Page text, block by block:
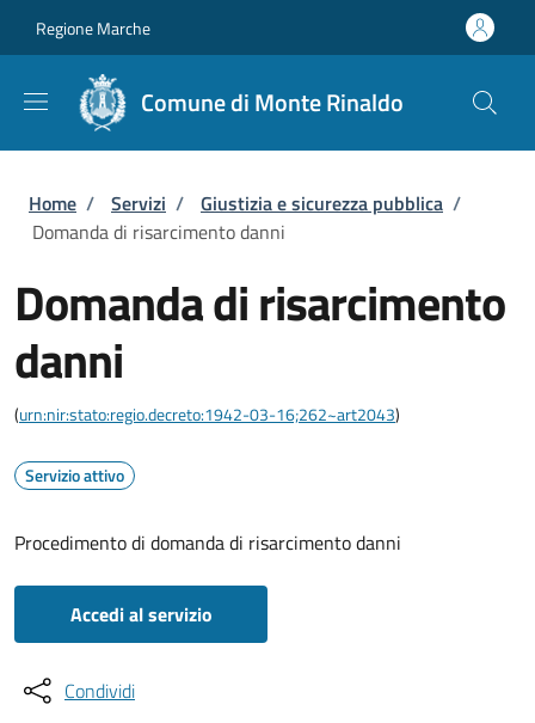
Regione Marche
Comune di Monte Rinaldo
Briciole di pane
Home / Servizi / Giustizia e sicurezza pubblica /
Domanda di risarcimento danni
Domanda di risarcimento
danni
(urn:nir:stato:regio.decreto:1942-03-16;262~art2043)
Servizio attivo
Procedimento di domanda di risarcimento danni
Accedi al servizio
Condividi